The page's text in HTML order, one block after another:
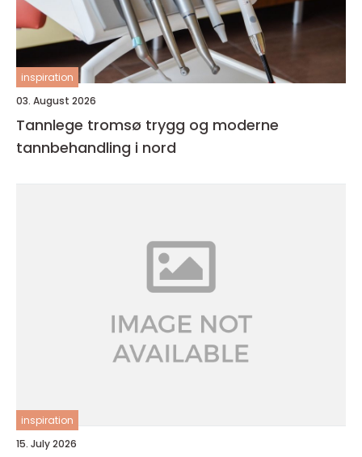
inspiration
03. August 2026
Tannlege tromsø trygg og moderne
tannbehandling i nord
inspiration
15. July 2026